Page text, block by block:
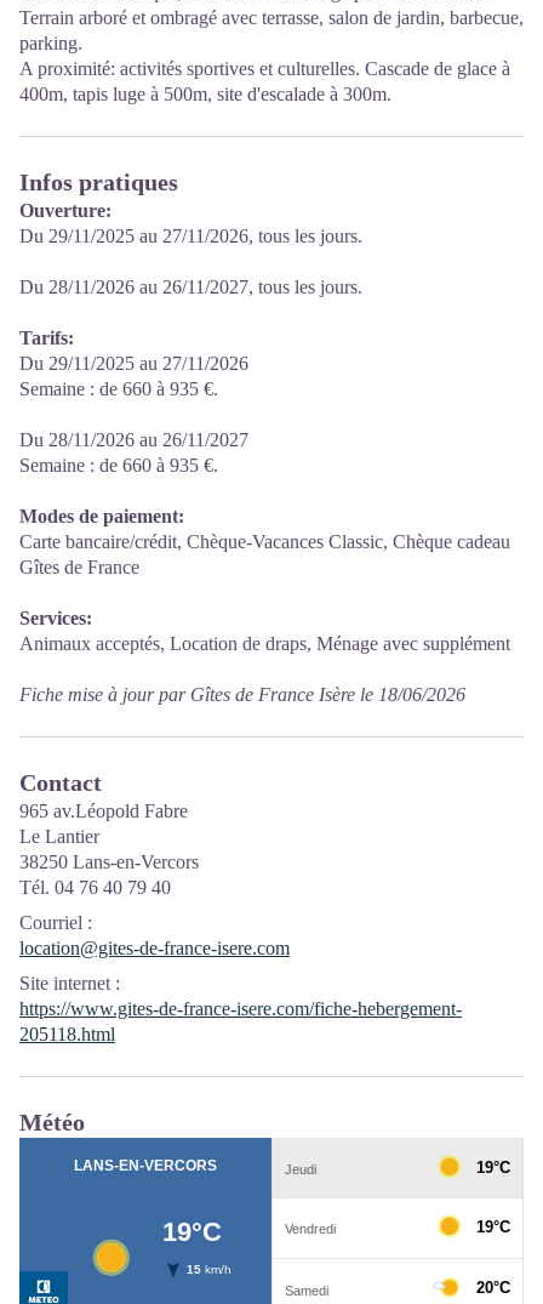
Terrain arboré et ombragé avec terrasse, salon de jardin, barbecue,
parking.
A proximité: activités sportives et culturelles. Cascade de glace à
400m, tapis luge à 500m, site d'escalade à 300m.
Infos pratiques
Ouverture:
Du 29/11/2025 au 27/11/2026, tous les jours.
Du 28/11/2026 au 26/11/2027, tous les jours.
Tarifs:
Du 29/11/2025 au 27/11/2026
Semaine : de 660 à 935 €.
Du 28/11/2026 au 26/11/2027
Semaine : de 660 à 935 €.
Modes de paiement:
Carte bancaire/crédit, Chèque-Vacances Classic, Chèque cadeau
Gîtes de France
Services:
Animaux acceptés, Location de draps, Ménage avec supplément
Fiche mise à jour par Gîtes de France Isère le 18/06/2026
Contact
965 av.Léopold Fabre
Le Lantier
38250 Lans-en-Vercors
Tél. 04 76 40 79 40
Courriel :
location@gites-de-france-isere.com
Site internet :
https://www.gites-de-france-isere.com/fiche-hebergement-
205118.html
Météo